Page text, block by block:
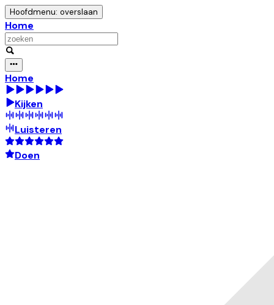
Hoofdmenu: overslaan
Home
Home
Kijken
Luisteren
Doen